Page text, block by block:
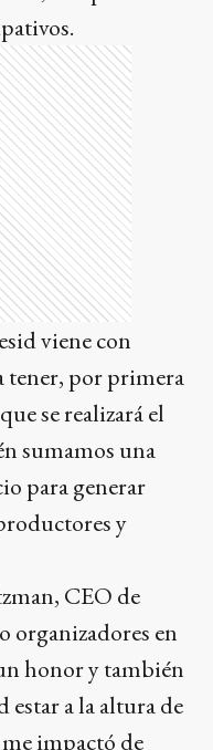
viene con
tener, por primera
se realizará el
sumamos una
para generar
y
CEO de
organizadores en
honor y también
a la altura de
impactó de